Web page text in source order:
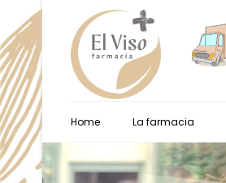
Home La farmacia